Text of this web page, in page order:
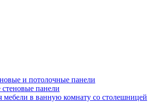
и потолочные панели
панели
мебели в ванную комнату со столешницей